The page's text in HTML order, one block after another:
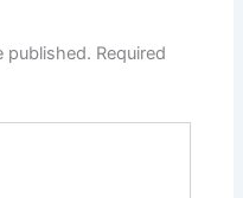
published. Required